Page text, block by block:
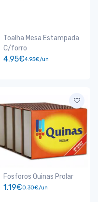
Toalha Mesa Estampada
C/forro
4.95€4.95€/un
Fosforos Quinas Prolar
1.19€0.30€/un